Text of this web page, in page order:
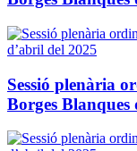
Sessió plenària
Borges Blanques